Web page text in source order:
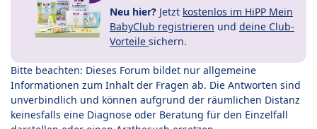
Neu hier? Jetzt kostenlos im HiPP Mein
BabyClub registrieren und deine Club-
Vorteile sichern.
Bitte beachten: Dieses Forum bildet nur allgemeine
Informationen zum Inhalt der Fragen ab. Die Antworten sind
unverbindlich und können aufgrund der räumlichen Distanz
keinesfalls eine Diagnose oder Beratung für den Einzelfall